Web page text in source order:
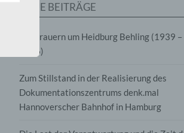
NEUE BEITRÄGE
Wir trauern um Heidburg Behling (1939 –
2026)
Zum Stillstand in der Realisierung des
Dokumentationszentrums denk.mal
Hannoverscher Bahnhof in Hamburg